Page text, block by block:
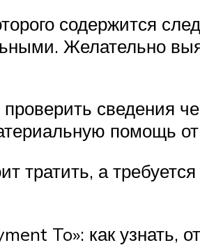
содержится
Желательно
сведения
помощь от
тратить, а
To»: как узнать,